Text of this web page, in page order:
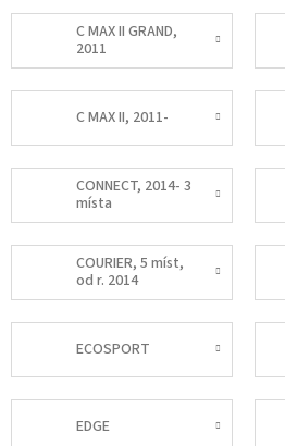
C MAX II GRAND,
2011
C MAX II, 2011-
CONNECT, 2014- 3
místa
COURIER, 5 míst,
od r. 2014
ECOSPORT
EDGE